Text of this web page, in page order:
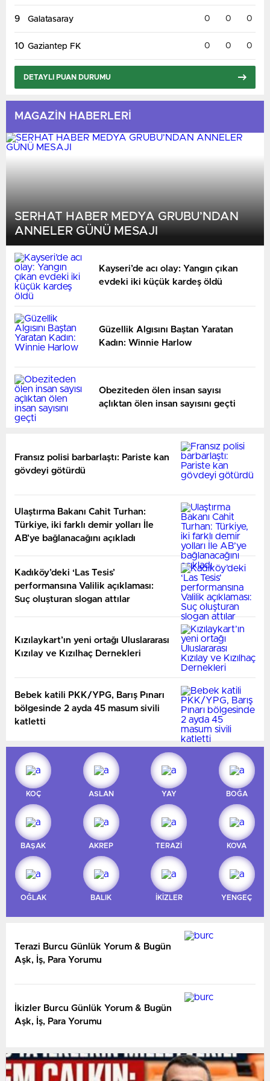
BUGÜN
Northampton
BUGÜN
Leyton Orient
9 Galatasaray 0 0 0
10 Gaziantep FK 0 0 0
DETAYLI PUAN DURUMU
MAGAZİN HABERLERİ
SERHAT HABER MEDYA GRUBU’NDAN
ANNELER GÜNÜ MESAJI
Kayseri’de acı olay: Yangın çıkan
evdeki iki küçük kardeş öldü
Güzellik Algısını Baştan Yaratan
Kadın: Winnie Harlow
Obeziteden ölen insan sayısı
açlıktan ölen insan sayısını geçti
Fransız polisi barbarlaştı: Pariste kan
gövdeyi götürdü
Ulaştırma Bakanı Cahit Turhan:
Türkiye, iki farklı demir yolları İle
AB’ye bağlanacağını açıkladı
Kadıköy’deki ‘Las Tesis’
performansına Valilik açıklaması:
Suç oluşturan slogan attılar
Kızılaykart’ın yeni ortağı Uluslararası
Kızılay ve Kızılhaç Dernekleri
Bebek katili PKK/YPG, Barış Pınarı
bölgesinde 2 ayda 45 masum sivili
katletti
KOÇ ASLAN YAY BOĞA
BAŞAK AKREP TERAZİ KOVA
OĞLAK BALIK İKİZLER YENGEÇ
Terazi Burcu Günlük Yorum & Bugün
Aşk, İş, Para Yorumu
İkizler Burcu Günlük Yorum & Bugün
Aşk, İş, Para Yorumu